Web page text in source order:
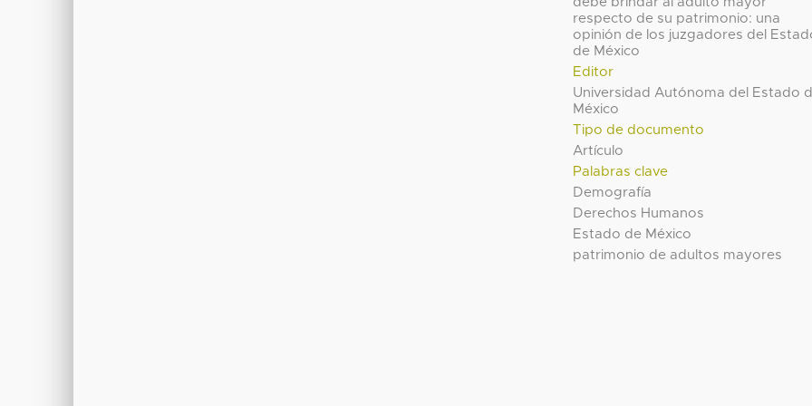
respecto de su patrimonio: una
opinión de los juzgadores del
de México
Editor
Universidad Autónoma del Estado
México
Tipo de documento
Artículo
Palabras clave
Demografía
Derechos Humanos
Estado de México
patrimonio de adultos mayores